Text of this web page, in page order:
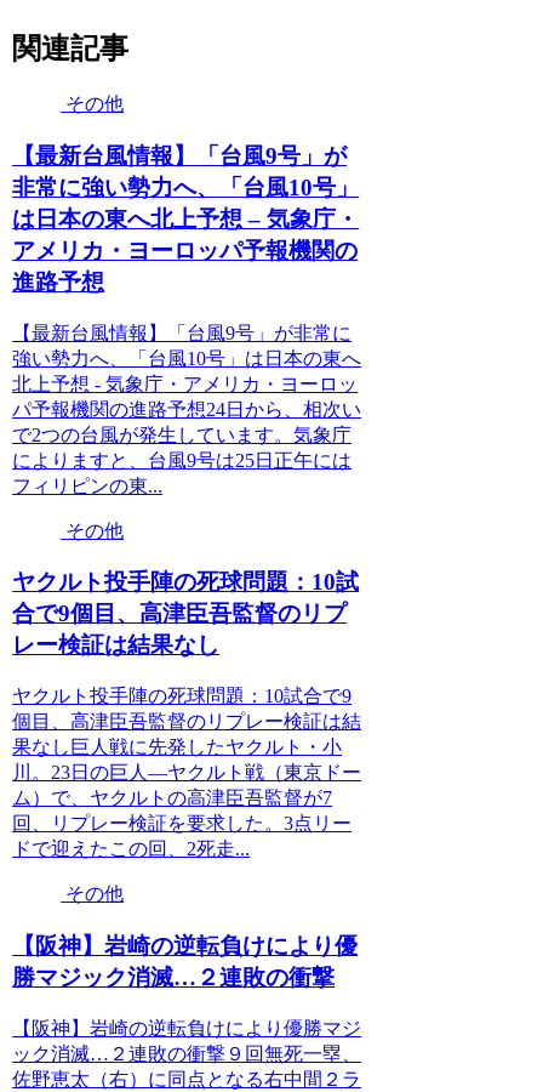
関連記事
その他
【最新台風情報】「台風9号」が
非常に強い勢力へ、「台風10号」
は日本の東へ北上予想 – 気象庁・
アメリカ・ヨーロッパ予報機関の
進路予想
【最新台風情報】「台風9号」が非常に
強い勢力へ、「台風10号」は日本の東へ
北上予想 - 気象庁・アメリカ・ヨーロッ
パ予報機関の進路予想24日から、相次い
で2つの台風が発生しています。気象庁
によりますと、台風9号は25日正午には
フィリピンの東...
その他
ヤクルト投手陣の死球問題：10試
合で9個目、高津臣吾監督のリプ
レー検証は結果なし
ヤクルト投手陣の死球問題：10試合で9
個目、高津臣吾監督のリプレー検証は結
果なし巨人戦に先発したヤクルト・小
川。23日の巨人―ヤクルト戦（東京ドー
ム）で、ヤクルトの高津臣吾監督が7
回、リプレー検証を要求した。3点リー
ドで迎えたこの回、2死走...
その他
【阪神】岩崎の逆転負けにより優
勝マジック消滅…２連敗の衝撃
【阪神】岩崎の逆転負けにより優勝マジ
ック消滅…２連敗の衝撃９回無死一塁、
佐野恵太（右）に同点となる右中間２ラ